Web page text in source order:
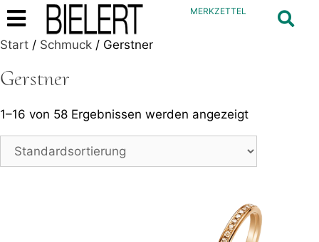
MERKZETTEL
Start / Schmuck / Gerstner
Gerstner
1–16 von 58 Ergebnissen werden angezeigt